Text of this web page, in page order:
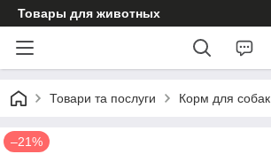
Товары для животных
Товари та послуги Корм для собак
–21%